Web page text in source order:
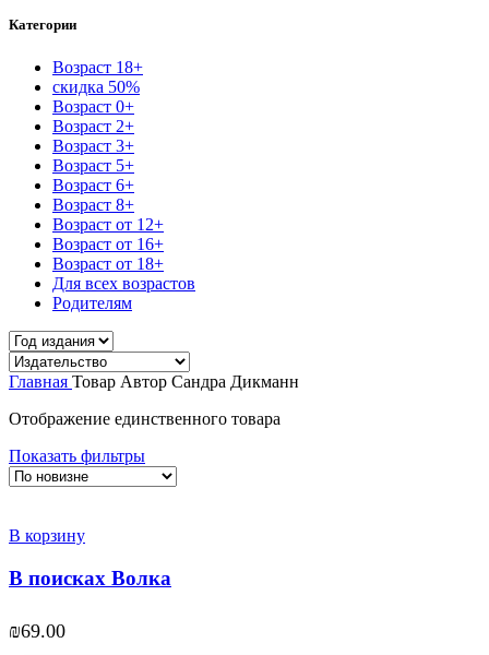
Категории
Возраст 18+
скидка 50%
Возраст 0+
Возраст 2+
Возраст 3+
Возраст 5+
Возраст 6+
Возраст 8+
Возраст от 12+
Возраст от 16+
Возраст от 18+
Для всех возрастов
Родителям
Главная Товар Автор Сандра Дикманн
Отображение единственного товара
Показать фильтры
В корзину
В поисках Волка
₪69.00